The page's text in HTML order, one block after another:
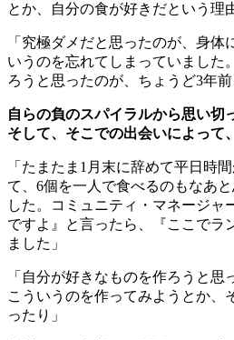
とか、自分の食が好きだという理
「究極ダメだと思ったのが、身
いうのを忘れてしまっていました
ろうと思ったのが、ちょうど3年
自らの負のスパイラルから思い切
そして、そこでの出会いによって
「たまたま 1 月末に辞めて平日時
て、 6個を一人で食べるのもなあ
した。コミュニティ・マネージ
ですよ』と言ったら、『ここでラ
ました」
「自分が好きなものを作ろうと
こういうのを作ってみようとか、
ったり」